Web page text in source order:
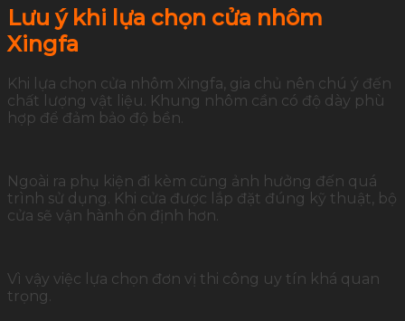
Lưuý khi lựa chọn cửa nhôm
Xingfa
Khi lựa chọn cửa nhôm Xingfa, gia chủ nên chú ý đến
chất
lượng vật liệu. Khung nhôm cần có độ dày phù
hợp để đảm bảo độ bền.
Ngoài ra phụ kiện đi kèm cũng ảnh hưởng đến quá
trình sử dụng. Khi cửa được lắp đặt đúng kỹ thuật, bộ
cửa sẽ vận hành ổn định hơn.
Vì vậy việc lựa chọn đơn vị thi công uy tín khá quan
trọng.